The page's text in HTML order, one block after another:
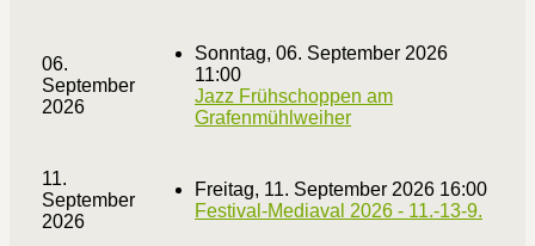
06.
September
2026
Sonntag, 06. September 2026
11:00
Jazz Frühschoppen am
Grafenmühlweiher
11.
September
2026
Freitag, 11. September 2026 16:00
Festival-Mediaval 2026 - 11.-13-9.